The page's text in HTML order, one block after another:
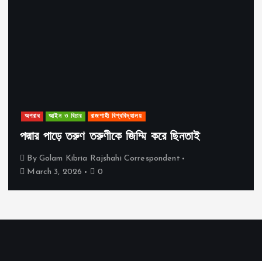
অপরাধ আইন ও বিচার রাজশাহী বিশ্ববিদ্যালয়
পদ্মার পাড়ে তরুণ তরুণীকে জিম্মি করে ছিনতাই
By Golam Kibria Rajshahi Correspondent
March 3, 2026
0